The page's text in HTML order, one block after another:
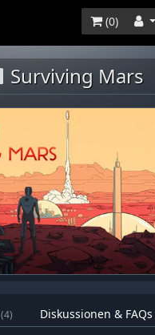
(0)
Surviving Mars
(4) Diskussionen & FAQs